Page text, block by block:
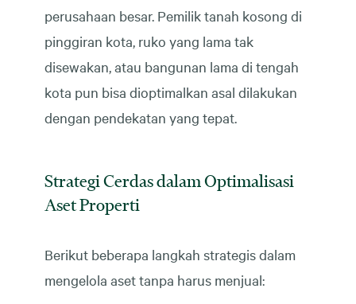
perusahaan besar. Pemilik tanah kosong di
pinggiran kota, ruko yang lama tak
disewakan, atau bangunan lama di tengah
kota pun bisa dioptimalkan asal dilakukan
dengan pendekatan yang tepat.
Strategi Cerdas dalam Optimalisasi
Aset Properti
Berikut beberapa langkah strategis dalam
mengelola aset tanpa harus menjual: